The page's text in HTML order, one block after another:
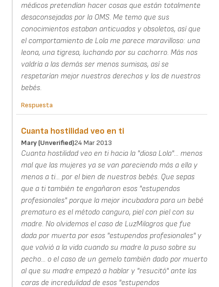
médicos pretendían hacer cosas que están totalmente
desaconsejadas por la OMS. Me temo que sus
conocimientos estaban anticuados y obsoletos, así que
el comportamiento de Lola me parece maravilloso: una
leona, una tigresa, luchando por su cachorro. Más nos
valdría a las demás ser menos sumisas, así se
respetarían mejor nuestros derechos y los de nuestros
bebés.
Respuesta
Cuanta hostilidad veo en ti
Mary (unverified)24 Mar 2013
Cuanta hostilidad veo en ti hacia la "diosa Lola"... menos
mal que las mujeres ya se van pareciendo más a ella y
menos a ti... por el bien de nuestros bebés. Que sepas
que a ti también te engañaron esos "estupendos
profesionales" porque la mejor incubadora para un bebé
prematuro es el método canguro, piel con piel con su
madre. No olvidemos el caso de LuzMilagros que fue
dada por muerta por esos "estupendos profesionales" y
que volvió a la vida cuando su madre la puso sobre su
pecho... o el caso de un gemelo también dado por muerto
al que su madre empezó a hablar y "resucitó" ante las
caras de incredulidad de esos "estupendos